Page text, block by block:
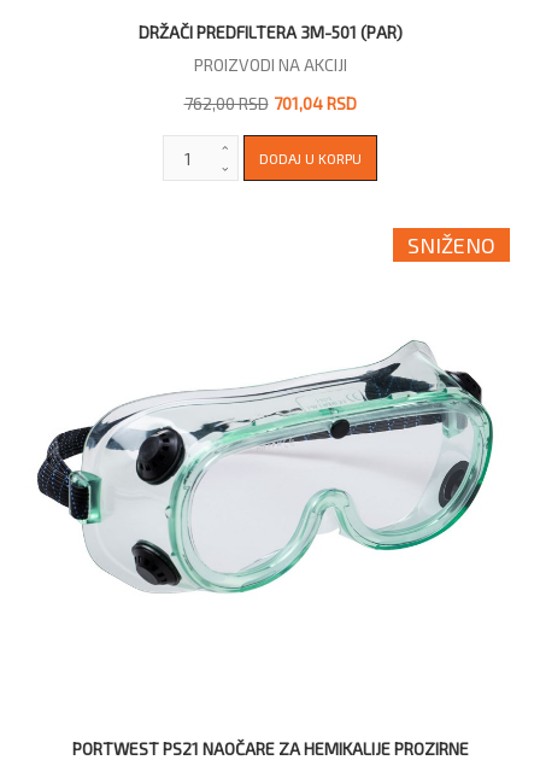
DRŽAČI PREDFILTERA 3M-501 (PAR)
PROIZVODI NA AKCIJI
762,00 RSD 701,04 RSD
SNIŽENO
PORTWEST PS21 NAOČARE ZA HEMIKALIJE PROZIRNE